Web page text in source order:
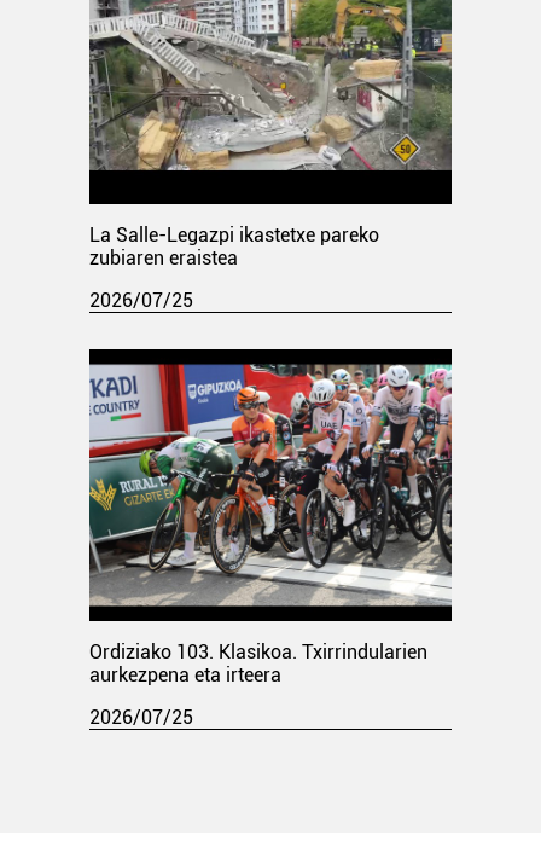
La Salle-Legazpi ikastetxe pareko
zubiaren eraistea
2026/07/25
Ordiziako 103. Klasikoa. Txirrindularien
aurkezpena eta irteera
2026/07/25